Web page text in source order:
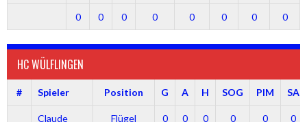
0 0 0 0 0 0 0 0
HC WÜLFLINGEN
# Spieler Position G A H SOG PIM SA
Claude
Flügel 0 0 0 0 0 0